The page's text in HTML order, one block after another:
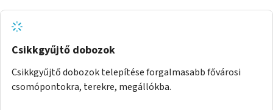
Csikkgyűjtő dobozok
Csikkgyűjtő dobozok telepítése forgalmasabb fővárosi
csomópontokra, terekre, megállókba.